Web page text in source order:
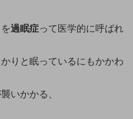
過眠症って医学的に呼ばれ
りと眠っているにもかかわ
いかかる、